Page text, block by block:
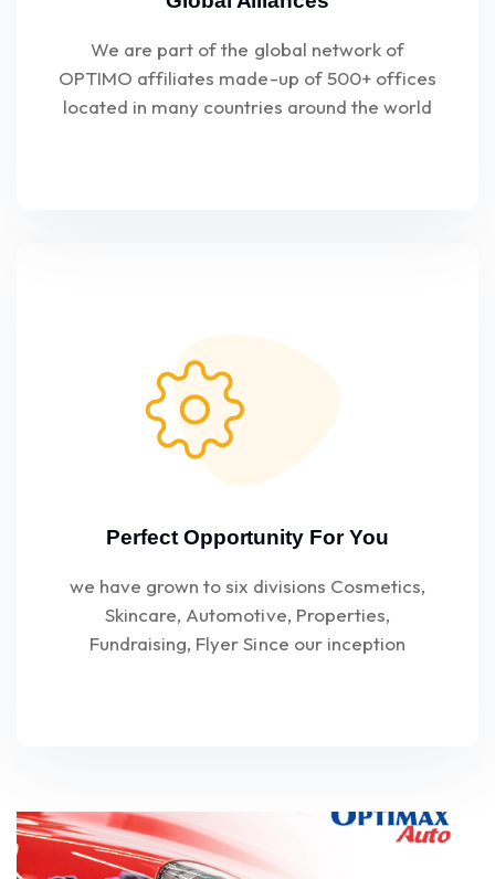
We are part of the global network of
OPTIMO affiliates made-up of 500+ offices
located in many countries around the world
Perfect Opportunity For You
we have grown to six divisions Cosmetics,
Skincare, Automotive, Properties,
Fundraising, Flyer Since our inception